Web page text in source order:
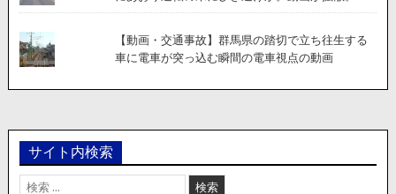
【動画・交通事故】群馬県の踏切で立ち往生する
車に電車が突っ込む瞬間の電車視点の動画
サイト内検索
検